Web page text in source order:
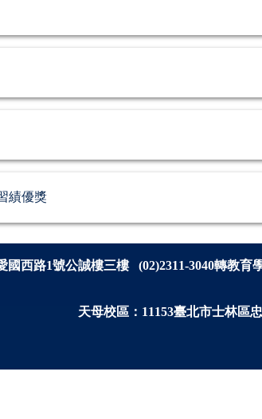
績優獎
國西路1號公誠樓三樓 (02)2311-3040轉教育
天母校區：11153臺北市士林區